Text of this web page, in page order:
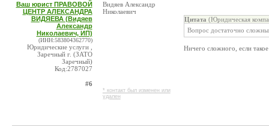
Ваш юрист ПРАВОВОЙ
ЦЕНТР АЛЕКСАНДРА
ВИДЯЕВА (Видяев
Александр
Николаевич, ИП)
(ИНН:583804362770)
Юридические услуги ,
Заречный г. (ЗАТО
Заречный)
Код:2787027
#6
Видяев Александр
Николаевич
* контакт был изменен или
удален
Цитата (Юридическая
Вопрос достаточно
Ничего сложного, если